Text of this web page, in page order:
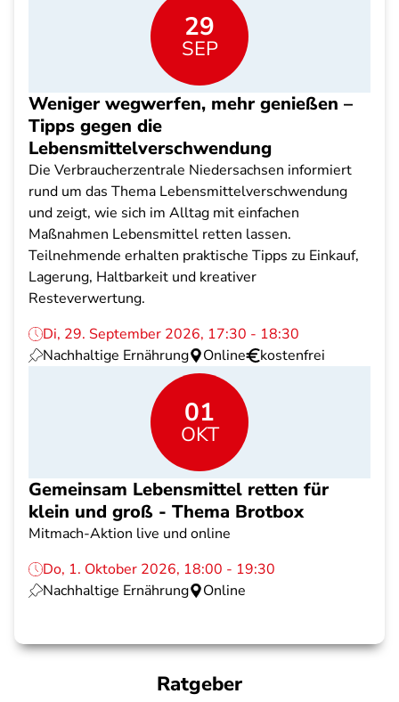
29
SEP
Weniger wegwerfen, mehr genießen –
Tipps gegen die
Lebensmittelverschwendung
Die Verbraucherzentrale Niedersachsen informiert
rund um das Thema Lebensmittelverschwendung
und zeigt, wie sich im Alltag mit einfachen
Maßnahmen Lebensmittel retten lassen.
Teilnehmende erhalten praktische Tipps zu Einkauf,
Lagerung, Haltbarkeit und kreativer
Resteverwertung.
Di, 29. September 2026, 17:30 - 18:30
Nachhaltige Ernährung
Online kostenfrei
01
OKT
Gemeinsam Lebensmittel retten für
klein und groß - Thema Brotbox
Mitmach-Aktion live und online
Do, 1. Oktober 2026, 18:00 - 19:30
Nachhaltige Ernährung
Online
Ratgeber